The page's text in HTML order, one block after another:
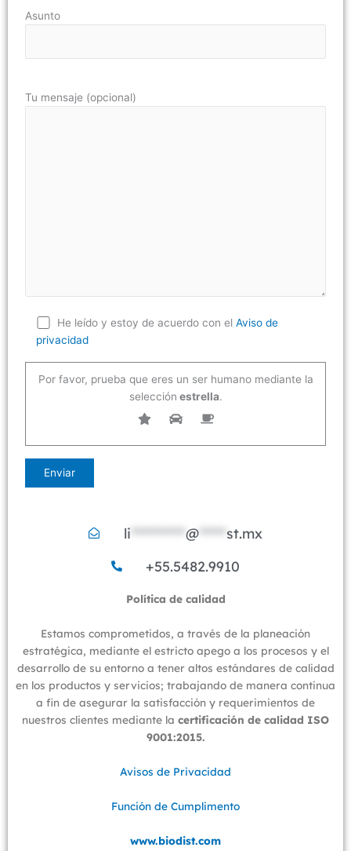
Asunto
Tu mensaje (opcional)
He leído y estoy de acuerdo con el Aviso de
privacidad
Por favor, prueba que eres un ser humano mediante la
selección estrella.
li **********@***** st.mx
+55.5482.9910
Política de calidad​​
Estamos comprometidos, a través de la planeación
estratégica, mediante el estricto apego a los procesos y el
desarrollo de su entorno a tener altos estándares de calidad
en los productos y servicios; trabajando de manera continua
a fin de asegurar la satisfacción y requerimientos de
nuestros clientes mediante la certificación de calidad ISO
9001:2015.
Avisos de Privacidad
Función de Cumplimento
www.biodist.com